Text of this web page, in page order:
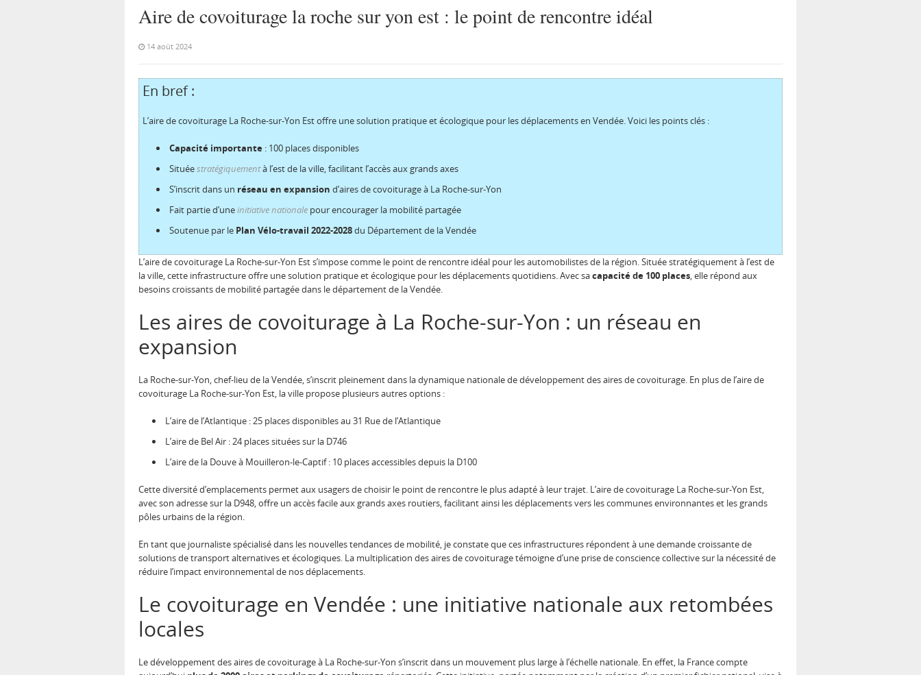
Aire de covoiturage la roche sur yon est : le point de rencontre idéal
14 août 2024
En bref :
L’aire de covoiturage La Roche-sur-Yon Est offre une solution pratique et écologique pour les déplacements en Vendée. Voici les points clés :
Capacité importante : 100 places disponibles
Situéestratégiquementà l’est de la ville, facilitant l’accès aux grands axes
S’inscrit dans un réseau en expansion d’aires de covoiturage à La Roche-sur-Yon
Fait partie d’uneinitiative nationale pour encourager la mobilité partagée
Soutenue par le Plan Vélo-travail 2022-2028du Département de la Vendée
L’aire de covoiturage La Roche-sur-Yon Est s’impose comme le point de rencontre idéal pour les automobilistes de la région. Située stratégiquement à l’est de
la ville, cette infrastructure offre une solution pratique et écologique pour les déplacements quotidiens. Avec sacapacité de 100 places, elle répond aux
besoins croissants de mobilité partagée dans le département de la Vendée.
Les aires de covoiturage à La Roche-sur-Yon : un réseau en
expansion
La Roche-sur-Yon, chef-lieu de la Vendée, s’inscrit pleinement dans la dynamique nationale de développement des aires de covoiturage. En plus de l’aire de
covoiturage La Roche-sur-Yon Est, la ville propose plusieurs autres options :
L’aire de l’Atlantique : 25 places disponibles au 31 Rue de l’Atlantique
L’aire de Bel Air : 24 places situées sur la D746
L’aire de la Douve à Mouilleron-le-Captif : 10 places accessibles depuis la D100
Cette diversité d’emplacements permet aux usagers de choisir le point de rencontre le plus adapté à leur trajet. L’aire de covoiturage La Roche-sur-Yon Est,
avec son adresse sur la D948, offre un accès facile aux grands axes routiers, facilitant ainsi les déplacements vers les communes environnantes et les grands
pôles urbains de la région.
En tant que journaliste spécialisé dans les nouvelles tendances de mobilité, je constate que ces infrastructures répondent à une demande croissante de
solutions de transport alternatives et écologiques. La multiplication des aires de covoiturage témoigne d’une prise de conscience collective sur la nécessité de
réduire l’impact environnemental de nos déplacements.
Le covoiturage en Vendée : une initiative nationale aux retombées
locales
Le développement des aires de covoiturage à La Roche-sur-Yon s’inscrit dans un mouvement plus large à l’échelle nationale. En effet, la France compte